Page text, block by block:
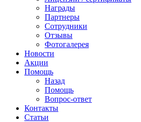
Награды
Партнеры
Сотрудники
Отзывы
Фотогалерея
Новости
Акции
Помощь
Назад
Помощь
Вопрос-ответ
Контакты
Статьи